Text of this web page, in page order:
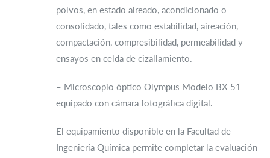
polvos, en estado aireado, acondicionado o
consolidado, tales como estabilidad, aireación,
compactación, compresibilidad, permeabilidad y
ensayos en celda de cizallamiento.
– Microscopio óptico Olympus Modelo BX 51
equipado con cámara fotográfica digital.
El equipamiento disponible en la Facultad de
Ingeniería Química permite completar la evaluación